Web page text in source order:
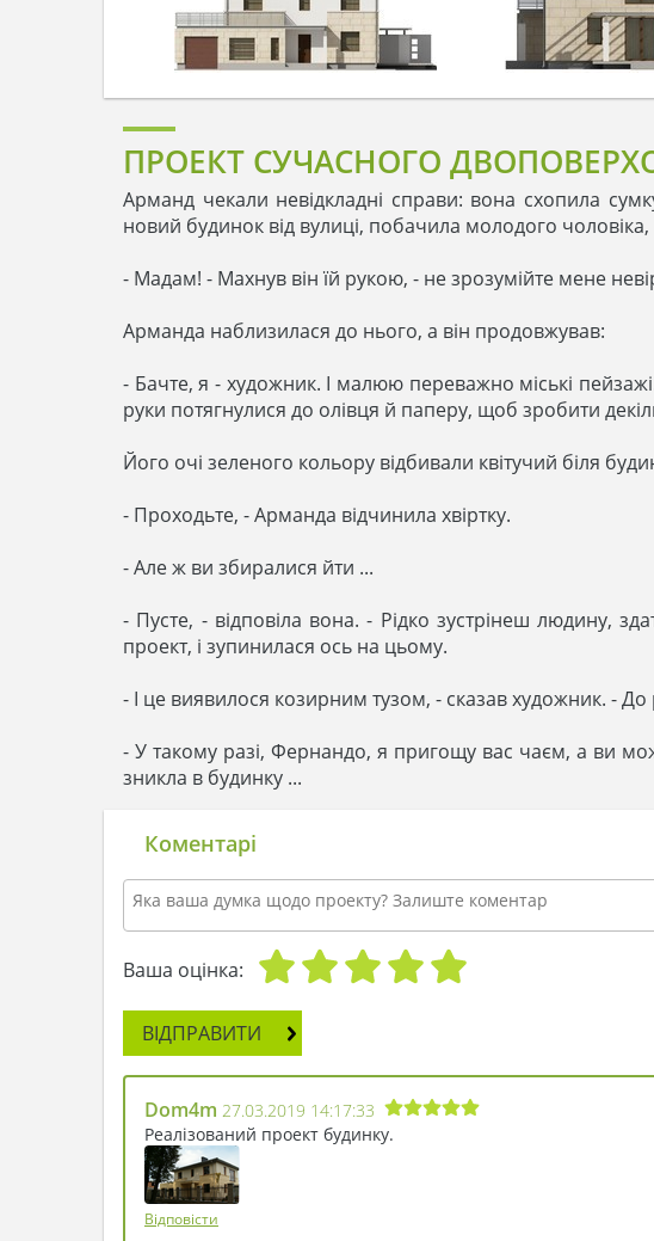
ПРОЕКТ СУЧАСНОГО
Арманд чекали невідкладні справи: вона схопила
новий будинок від вулиці, побачила молодого
- Мадам! - Махнув він їй рукою, - не зрозумійте мене
Арманда наблизилася до нього, а він продовжував:
- Бачте, я - художник. І малюю переважно міські
руки потягнулися до олівця й паперу, щоб зробити
Його очі зеленого кольору відбивали квітучий біля
- Проходьте, - Арманда відчинила хвіртку.
- Але ж ви збиралися йти ...
- Пусте, - відповіла вона. - Рідко зустрінеш людину,
проект, і зупинилася ось на цьому.
- І це виявилося козирним тузом, - сказав художник. -
- У такому разі, Фернандо, я пригощу вас чаєм, а ви
зникла в будинку ...
Коментарі
Ваша оцінка:
ВІДПРАВИТИ
Dom4m 27.03.2019 14:17:33
Реалізований проект будинку.
Відповісти